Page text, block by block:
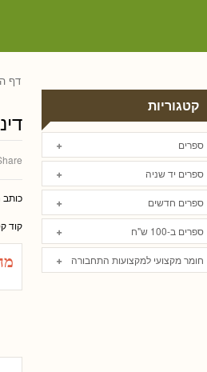
דף
קוד
קטגוריות
ספרים
ספרים יד שניה
ספרים חדשים
ספרים ב-100 ש"ח
חומר מקצועי למקצועות התחבורה